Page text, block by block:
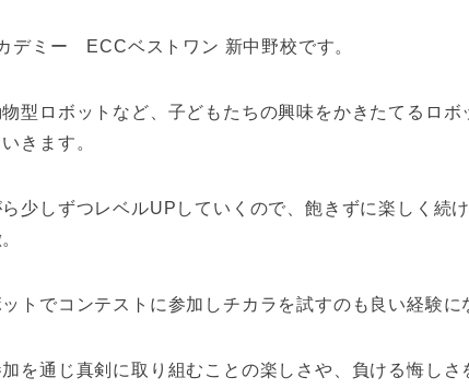
デミー ECCベストワン 新中野校です。
型ロボットなど、子どもたちの興味をかきたてるロボ
きます。
少しずつレベルUPしていくので、飽きずに楽しく続
トでコンテストに参加しチカラを試すのも良い経験に
を通じ真剣に取り組むことの楽しさや、負ける悔しさ